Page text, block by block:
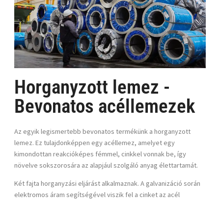
Horganyzott lemez -
Bevonatos acéllemezek
Az egyik legismertebb bevonatos termékünk a horganyzott
lemez. Ez tulajdonképpen egy acéllemez, amelyet egy
kimondottan reakcióképes fémmel, cinkkel vonnak be, így
növelve sokszorosára az alapjául szolgáló anyag élettartamát.
Két fajta horganyzási eljárást alkalmaznak. A galvanizáció során
elektromos áram segítségével viszik fel a cinket az acél